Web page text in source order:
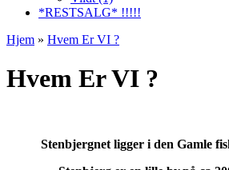
*RESTSALG* !!!!!
Hjem » Hvem Er VI ?
Hvem Er VI ?
Stenbjergnet ligger i den Gamle